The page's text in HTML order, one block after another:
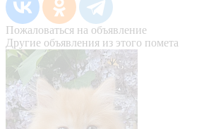
Пожаловаться на объявление
Другие объявления из этого помета